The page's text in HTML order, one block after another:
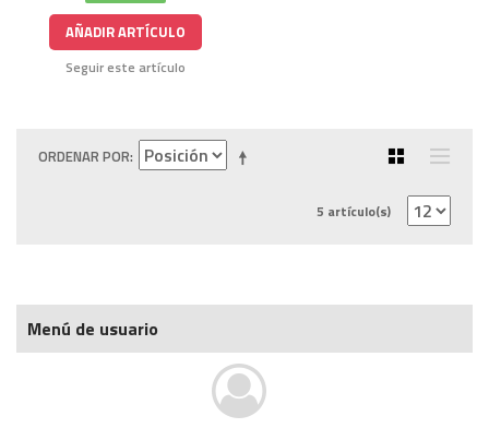
AÑADIR ARTÍCULO
Seguir este artículo
ORDENAR POR
5 artículo(s)
Menú de usuario